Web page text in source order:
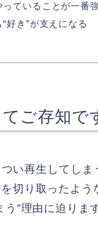
っていることが一番
好き”が支えになる
ご存知で
い再生してし
切り取ったよう
”理由に迫りま